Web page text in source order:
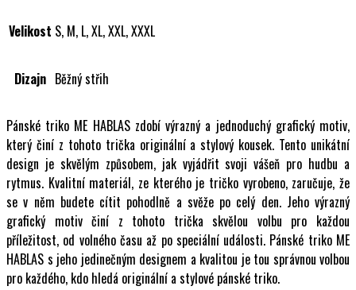
Velikost S, M, L, XL, XXL, XXXL
Dizajn Běžný střih
Pánské triko ME HABLAS zdobí výrazný a jednoduchý grafický motiv,
který činí z tohoto trička originální a stylový kousek. Tento unikátní
design je skvělým způsobem, jak vyjádřit svoji vášeň pro hudbu a
rytmus. Kvalitní materiál, ze kterého je tričko vyrobeno, zaručuje, že
se v něm budete cítit pohodlně a svěže po celý den. Jeho výrazný
grafický motiv činí z tohoto trička skvělou volbu pro každou
příležitost, od volného času až po speciální události. Pánské triko ME
HABLAS s jeho jedinečným designem a kvalitou je tou správnou volbou
pro každého, kdo hledá originální a stylové pánské triko.